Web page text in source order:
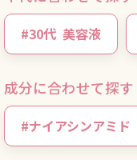
#30代 美容液
成分に合わせて探す
#ナイアシンアミド